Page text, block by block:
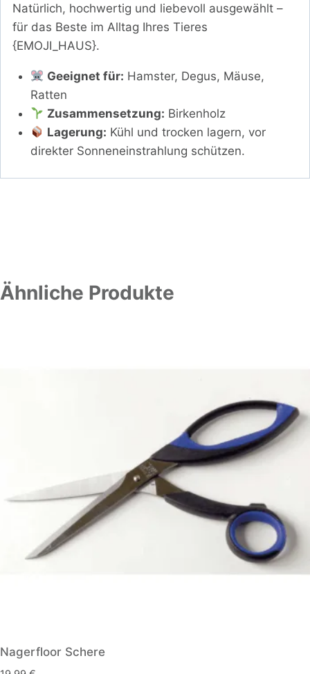
Natürlich, hochwertig und liebevoll ausgewählt –
für das Beste im Alltag Ihres Tieres
{EMOJI_HAUS}.
Geeignet für: Hamster, Degus, Mäuse,
Ratten
Zusammensetzung: Birkenholz
Lagerung: Kühl und trocken lagern, vor
direkter Sonneneinstrahlung schützen.
Ähnliche Produkte
Nagerfloor Schere